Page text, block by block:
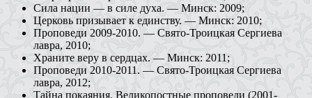
Сила нации — в силе духа. — Минск: 2009;
Церковь призывает к единству. — Минск: 2010;
Проповеди 2009-2010. — Свято-Троицкая Сергиева
лавра, 2010;
Храните веру в сердцах. — Минск: 2011;
Проповеди 2010-2011. — Свято-Троицкая Сергиева
лавра, 2012;
Тайна покаяния. Великопостные проповеди (2001-